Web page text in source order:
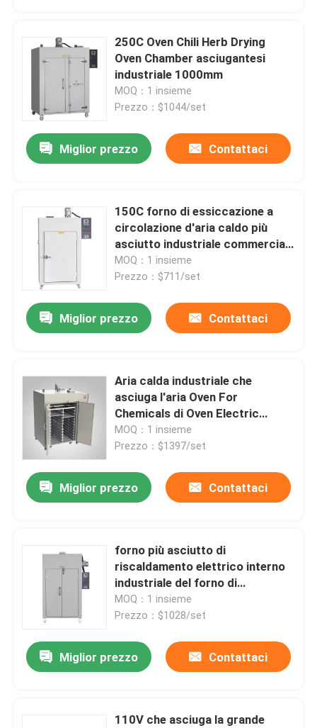
250C Oven Chili Herb Drying
Oven Chamber asciugantesi
industriale 1000mm
MOQ：1 insieme
Prezzo：$1044/set
Miglior prezzo Contattaci
150C forno di essiccazione a
circolazione d'aria caldo più
asciutto industriale commerciale
del forno 5kw
MOQ：1 insieme
Prezzo：$711/set
Miglior prezzo Contattaci
Aria calda industriale che
asciuga l'aria Oven For
Chemicals di Oven Electric
Heating Dry Hot
MOQ：1 insieme
Prezzo：$1397/set
Miglior prezzo Contattaci
forno più asciutto di
riscaldamento elettrico interno
industriale del forno di
essiccazione 220V SUS304
MOQ：1 insieme
Prezzo：$1028/set
Miglior prezzo Contattaci
110V che asciuga la grande